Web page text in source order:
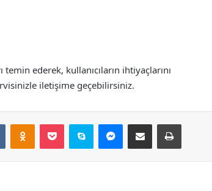
ederek, kullanıcıların ihtiyaçlarını
iletişime geçebilirsiniz.
VKontakteOdnoklassniki
Pocket Skype Messenger
E-Posta ile paylaş Yazdır